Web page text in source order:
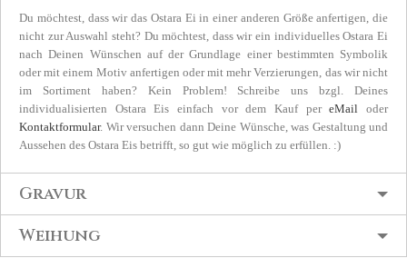
Du möchtest, dass wir das Ostara Ei in einer anderen Größe anfertigen, die
nicht zur Auswahl steht? Du möchtest, dass wir ein individuelles Ostara Ei
nach Deinen Wünschen auf der Grundlage einer bestimmten Symbolik
oder mit einem Motiv anfertigen oder mit mehr Verzierungen, das wir nicht
im Sortiment haben? Kein Problem! Schreibe uns bzgl. Deines
individualisierten Ostara Eis einfach vor dem Kauf pereMail oder
Kontaktformular. Wir versuchen dann Deine Wünsche, was Gestaltung und
Aussehen des Ostara Eis betrifft, so gut wie möglich zu erfüllen. :)
Gravur
Weihung